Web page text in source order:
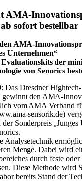
AMA-
sofort bestellbar
AMA-
Unternehmen“
Evaluationskits der
von Senorics
Das Dresdner
gewinnt den AMA-
vom AMA Verband
sensorik.de)
Sonderpreis „Junges
Analysetechnik
Menge. Dabei wird
durch feste
Diese Methode wird
bereits Stand der